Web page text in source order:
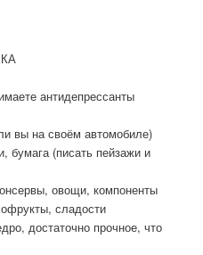
антидепрессанты
вы на своём автомобиле)
бумага (писать пейзажи и
овощи, компоненты
сладости
достаточно прочное, что